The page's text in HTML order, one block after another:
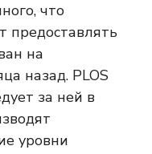
что
предоставлять
на
назад. PLOS
за ней в
уровни